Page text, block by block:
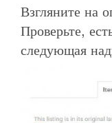
Взгляните на
Проверьте,
следующая